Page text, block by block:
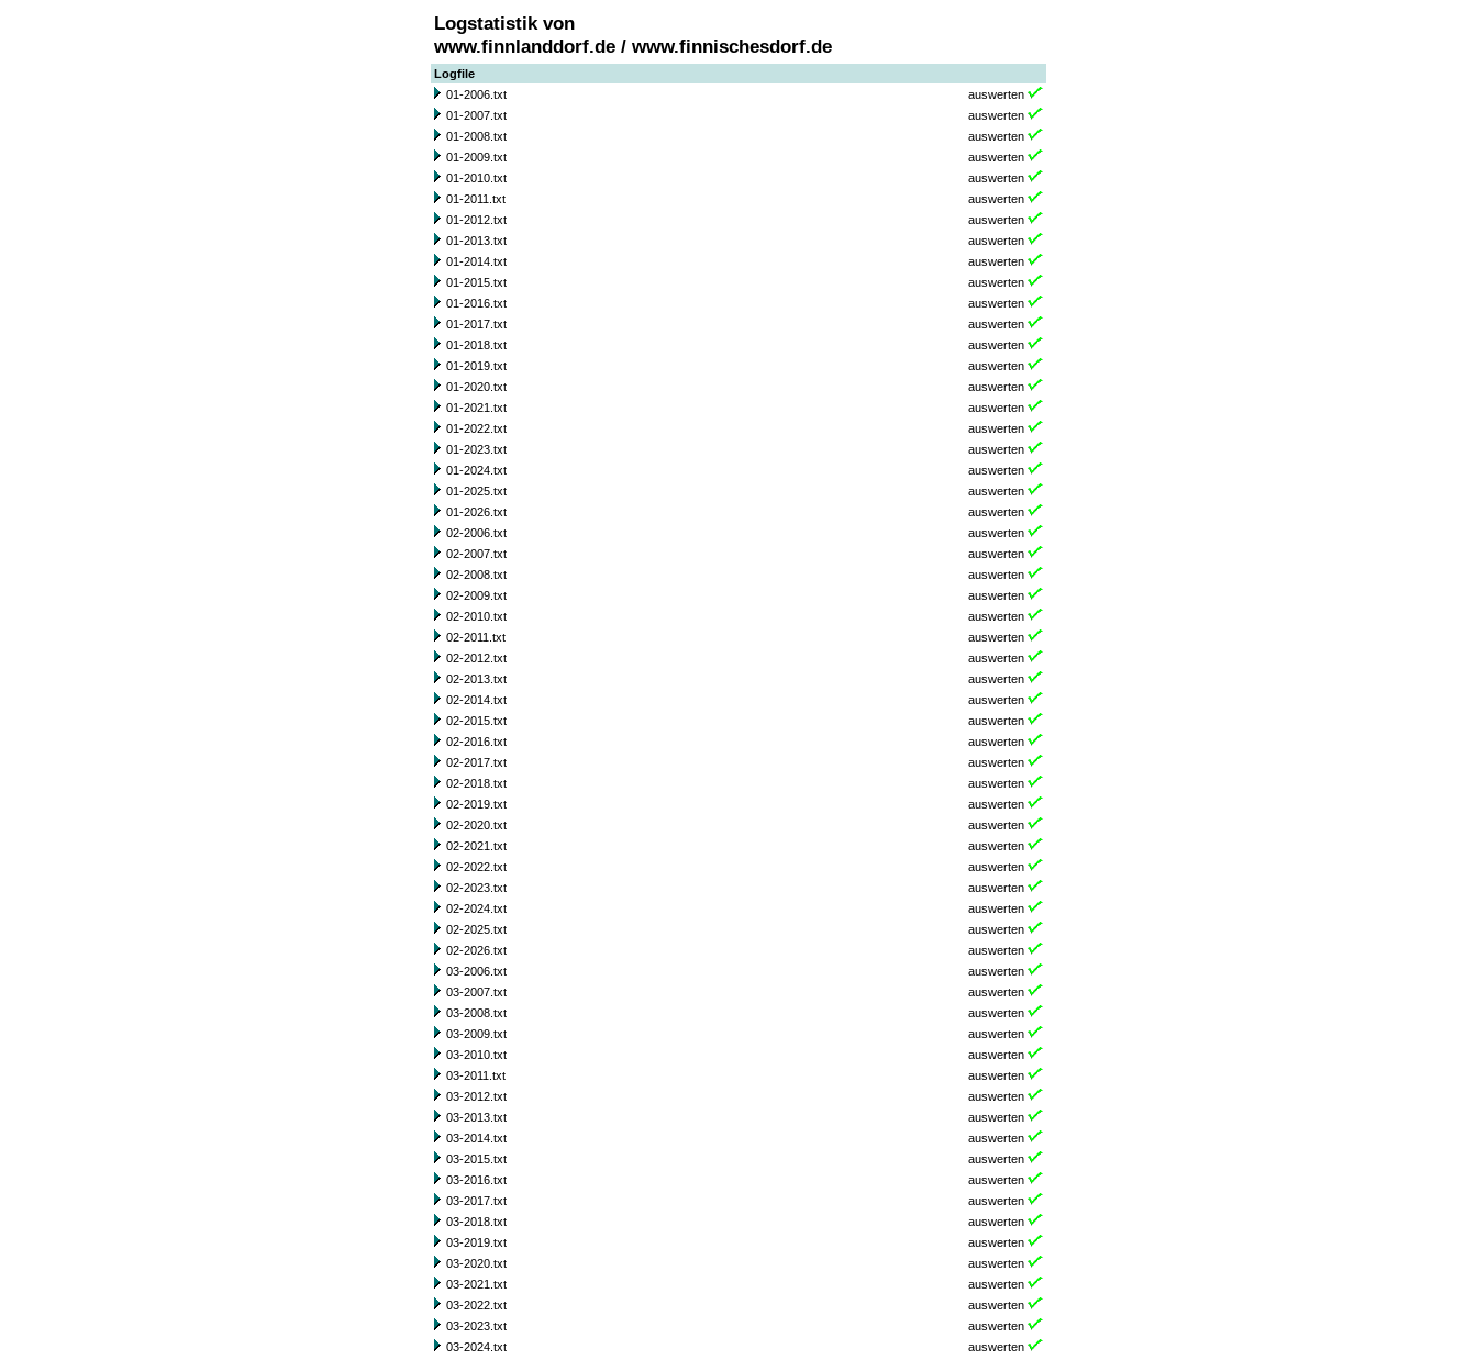
Logstatistik von
www.finnlanddorf.de / www.finnischesdorf.de
Logfile
01-2006.txt
auswerten
01-2007.txt
auswerten
01-2008.txt
auswerten
01-2009.txt
auswerten
01-2010.txt
auswerten
01-2011.txt
auswerten
01-2012.txt
auswerten
01-2013.txt
auswerten
01-2014.txt
auswerten
01-2015.txt
auswerten
01-2016.txt
auswerten
01-2017.txt
auswerten
01-2018.txt
auswerten
01-2019.txt
auswerten
01-2020.txt
auswerten
01-2021.txt
auswerten
01-2022.txt
auswerten
01-2023.txt
auswerten
01-2024.txt
auswerten
01-2025.txt
auswerten
01-2026.txt
auswerten
02-2006.txt
auswerten
02-2007.txt
auswerten
02-2008.txt
auswerten
02-2009.txt
auswerten
02-2010.txt
auswerten
02-2011.txt
auswerten
02-2012.txt
auswerten
02-2013.txt
auswerten
02-2014.txt
auswerten
02-2015.txt
auswerten
02-2016.txt
auswerten
02-2017.txt
auswerten
02-2018.txt
auswerten
02-2019.txt
auswerten
02-2020.txt
auswerten
02-2021.txt
auswerten
02-2022.txt
auswerten
02-2023.txt
auswerten
02-2024.txt
auswerten
02-2025.txt
auswerten
02-2026.txt
auswerten
03-2006.txt
auswerten
03-2007.txt
auswerten
03-2008.txt
auswerten
03-2009.txt
auswerten
03-2010.txt
auswerten
03-2011.txt
auswerten
03-2012.txt
auswerten
03-2013.txt
auswerten
03-2014.txt
auswerten
03-2015.txt
auswerten
03-2016.txt
auswerten
03-2017.txt
auswerten
03-2018.txt
auswerten
03-2019.txt
auswerten
03-2020.txt
auswerten
03-2021.txt
auswerten
03-2022.txt
auswerten
03-2023.txt
auswerten
03-2024.txt
auswerten